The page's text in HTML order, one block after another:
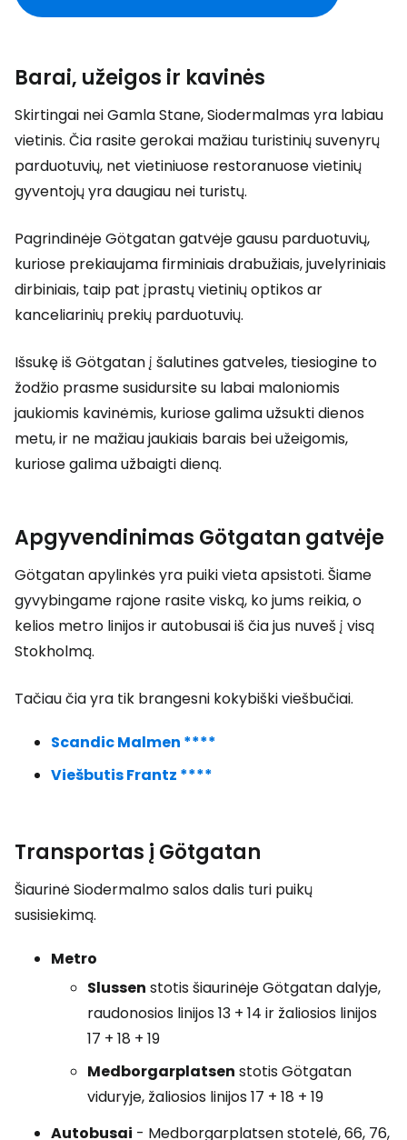
Barai, užeigos ir kavinės
Skirtingai nei Gamla Stane, Siodermalmas yra labiau
vietinis. Čia rasite gerokai mažiau turistinių suvenyrų
parduotuvių, net vietiniuose restoranuose vietinių
gyventojų yra daugiau nei turistų.
Pagrindinėje Götgatan gatvėje gausu parduotuvių,
kuriose prekiaujama firminiais drabužiais, juvelyriniais
dirbiniais, taip pat įprastų vietinių optikos ar
kanceliarinių prekių parduotuvių.
Išsukę iš Götgatan į šalutines gatveles, tiesiogine to
žodžio prasme susidursite su labai maloniomis
jaukiomis kavinėmis, kuriose galima užsukti dienos
metu, ir ne mažiau jaukiais barais bei užeigomis,
kuriose galima užbaigti dieną.
Apgyvendinimas Götgatan gatvėje
Götgatan apylinkės yra puiki vieta apsistoti. Šiame
gyvybingame rajone rasite viską, ko jums reikia, o
kelios metro linijos ir autobusai iš čia jus nuveš į visą
Stokholmą.
Tačiau čia yra tik brangesni kokybiški viešbučiai.
Scandic Malmen ****
Viešbutis Frantz ****
Transportas į Götgatan
Šiaurinė Siodermalmo salos dalis turi puikų
susisiekimą.
Metro
Slussen stotis šiaurinėje Götgatan dalyje,
raudonosios linijos 13 + 14 ir žaliosios linijos
17 + 18 + 19
Medborgarplatsen stotis Götgatan
viduryje, žaliosios linijos 17 + 18 + 19
Autobusai - Medborgarplatsen stotelė, 66, 76,